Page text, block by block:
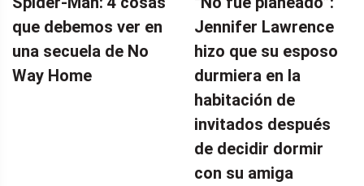
que debemos ver en
una secuela de No
Way Home
Jennifer Lawrence
hizo que su esposo
durmiera en la
habitación de
invitados después
de decidir dormir
con su amiga